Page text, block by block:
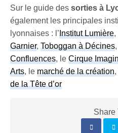
Sur le guide des sorties à
également les principales
lyonnaises : l’Institut Lumière
Garnier,Toboggan à Décines
Confluences, leCirque
Arts, lemarché de la création,
de la Tête d’or
Share